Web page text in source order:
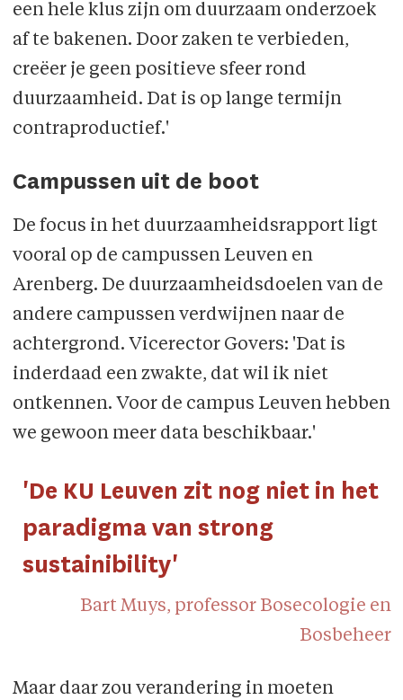
een hele klus zijn om duurzaam onderzoek
af te bakenen. Door zaken te verbieden,
creëer je geen positieve sfeer rond
duurzaamheid. Dat is op lange termijn
contraproductief.'
Campussen uit de boot
De focus in het duurzaamheidsrapport ligt
vooral op de campussen Leuven en
Arenberg. De duurzaamheidsdoelen van de
andere campussen verdwijnen naar de
achtergrond. Vicerector Govers: 'Dat is
inderdaad een zwakte, dat wil ik niet
ontkennen. Voor de campus Leuven hebben
we gewoon meer data beschikbaar.'
'De KU Leuven zit nog niet in het
paradigma van strong
sustainibility'
Bart Muys, professor Bosecologie en
Bosbeheer
Maar daar zou verandering in moeten